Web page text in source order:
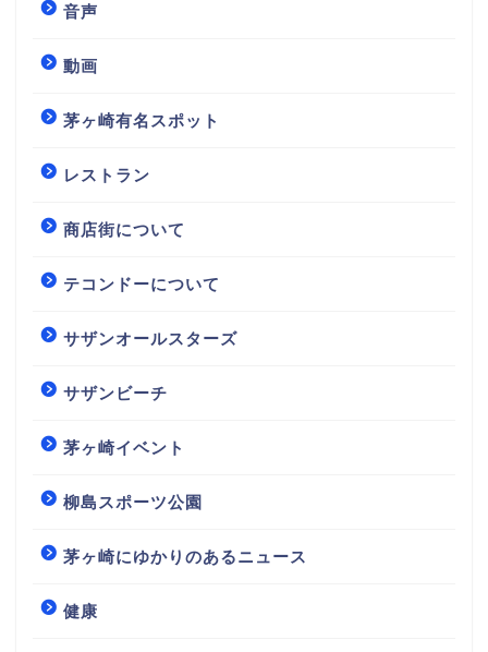
音声
動画
茅ヶ崎有名スポット
レストラン
商店街について
テコンドーについて
サザンオールスターズ
サザンビーチ
茅ヶ崎イベント
柳島スポーツ公園
茅ヶ崎にゆかりのあるニュース
健康